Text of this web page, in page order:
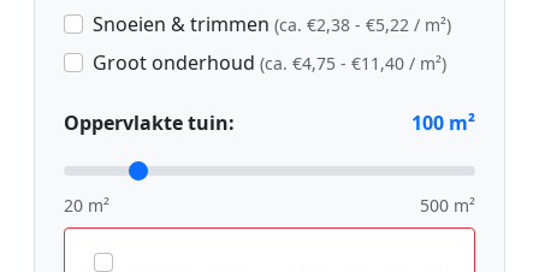
Snoeien & trimmen (ca. €2,38 - €5,22 / m²)
Groot onderhoud (ca. €4,75 - €11,40 / m²)
Oppervlakte tuin: 100 m²
20 m² 500 m²